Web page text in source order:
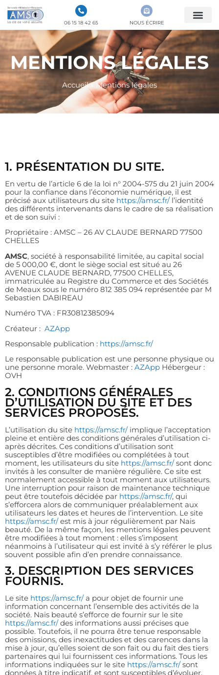
06 15 18 42 65 NOUS ÉCRIRE
MENTIONS LÉGALES
Accueil» Mentions légales
1. PRÉSENTATION DU SITE.
En vertu de l’article 6 de la loi n° 2004-575 du 21 juin 2004
pour la confiance dans l’économie numérique, il est
précisé aux utilisateurs du site https://amsc.fr/l’identité
des différents intervenants dans le cadre de sa réalisation
et de son suivi :
Propriétaire : AMSC – 26 AV CLAUDE BERNARD 77500
CHELLES
AMSC, société à responsabilité limitée, au capital social
de 5 000,00 €, dont le siège social est situé au 26
AVENUE CLAUDE BERNARD, 77500 CHELLES,
immatriculée au Registre du Commerce et des Sociétés
de Meaux sous le numéro 812 385 094 représentée par M
Sebastien DABIREAU
Numéro TVA : FR30812385094
Créateur : AZApp
Responsable publication : https://amsc.fr/
Le responsable publication est une personne physique ou
une personne morale. Webmaster : AZApp Hébergeur :
OVH
2. CONDITIONS GÉNÉRALES
D’UTILISATION DU SITE ET DES
SERVICES PROPOSÉS.
L’utilisation du site https://amsc.fr/implique l’acceptation
pleine et entière des conditions générales d’utilisation ci-
après décrites. Ces conditions d’utilisation sont
susceptibles d’être modifiées ou complétées à tout
moment, les utilisateurs du site https://amsc.fr/sont donc
invités à les consulter de manière régulière. Ce site est
normalement accessible à tout moment aux utilisateurs.
Une interruption pour raison de maintenance technique
peut être toutefois décidée par https://amsc.fr/, qui
s’efforcera alors de communiquer préalablement aux
utilisateurs les dates et heures de l’intervention. Le site
https://amsc.fr/est mis à jour régulièrement par Nais
beauté. De la même façon, les mentions légales peuvent
être modifiées à tout moment : elles s’imposent
néanmoins à l’utilisateur qui est invité à s’y référer le plus
souvent possible afin d’en prendre connaissance.
3. DESCRIPTION DES SERVICES
FOURNIS.
Le site https://amsc.fr/a pour objet de fournir une
information concernant l’ensemble des activités de la
société. Nais beauté s’efforce de fournir sur le site
https://amsc.fr/des informations aussi précises que
possible. Toutefois, il ne pourra être tenue responsable
des omissions, des inexactitudes et des carences dans la
mise à jour, qu’elles soient de son fait ou du fait des tiers
partenaires qui lui fournissent ces informations. Tous les
informations indiquées sur le site https://amsc.fr/sont
données à titre indicatif, et sont susceptibles d’évoluer.